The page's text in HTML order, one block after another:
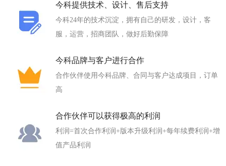
今科提供技术、设计、售后支持
今科24年的技术沉淀，拥有自己的研发，设计，客
服，运营，招商团队，做好后勤保障
今科品牌与客户进行合作
合作伙伴使用今科品牌、合同与客户达成项目，订单
高
合作伙伴可以获得极高的利润
利润=首次合作利润+版本升级利润+每年续费利润+增
值产品利润